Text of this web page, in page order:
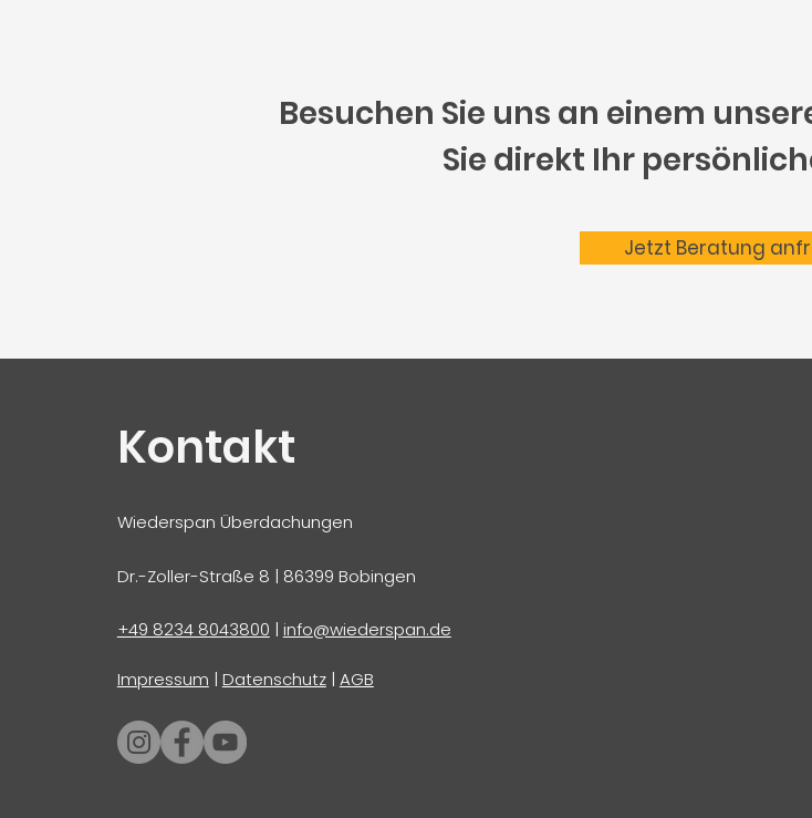
Besuchen Sie uns an einem
Sie direkt Ihr
Jetzt Beratung
Kontakt
Wiederspan Überdachungen
Dr.-Zoller-Straße 8 | 86399 Bobingen
+49 8234 8043800 | info@wiederspan.de
Impressum | Datenschutz| AGB